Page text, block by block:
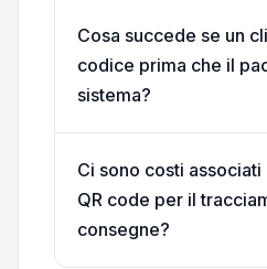
Cosa succede se un
codice prima che il
sistema?
Ci sono costi
QR code per il
consegne?